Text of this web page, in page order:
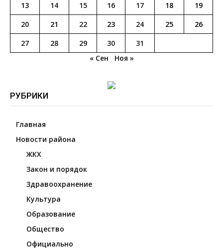
13
14 15 16 17 18
19
20
21 22 23 24 25
26
27
28 29 30
31
« Сен
Ноя »
РУБРИКИ
Главная
Новости района
ЖКХ
Закон и порядок
Здравоохранение
Культура
Образование
Общество
Официально